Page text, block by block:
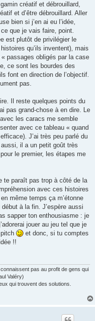
créatif et débrouillard,
et d’être débrouillard. Aller
bien si j’en ai eu l’idée,
que je vais faire, point.
est plutôt de privilégier le
qu’ils inventent), mais
passages obligés par la case
ce sont les bourdes des
font en direction de l’objectif.
pas.
Il reste quelques points du
pas grand-chose à en dire. Le
les caracs me semble
avec ce tableau « quand
J’ai très peu parlé du
il a un petit goût très
le premier, les étapes me
te paraît pas trop à côté de la
avec ces histoires
même temps ça m’étonne
à la fin. J’espère aussi
sapper ton enthousiasme : je
jouer au jeu tel que je
et donc, si tu comptes
!!
pas au profit de gens qui
Valéry)
qui trouvent des solutions.